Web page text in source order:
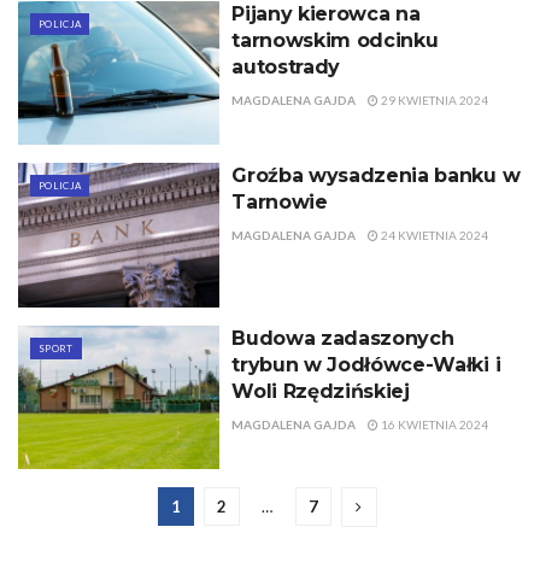
POLICJA
Pijany kierowca na
tarnowskim odcinku
autostrady
MAGDALENA GAJDA 29 KWIETNIA 2024
POLICJA
Groźba wysadzenia banku w
Tarnowie
MAGDALENA GAJDA 24 KWIETNIA 2024
SPORT
Budowa zadaszonych
trybun w Jodłówce-Wałki i
Woli Rzędzińskiej
MAGDALENA GAJDA 16 KWIETNIA 2024
1 2 … 7